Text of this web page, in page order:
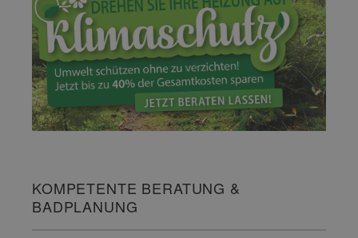
KOMPETENTE BERATUNG &
BADPLANUNG